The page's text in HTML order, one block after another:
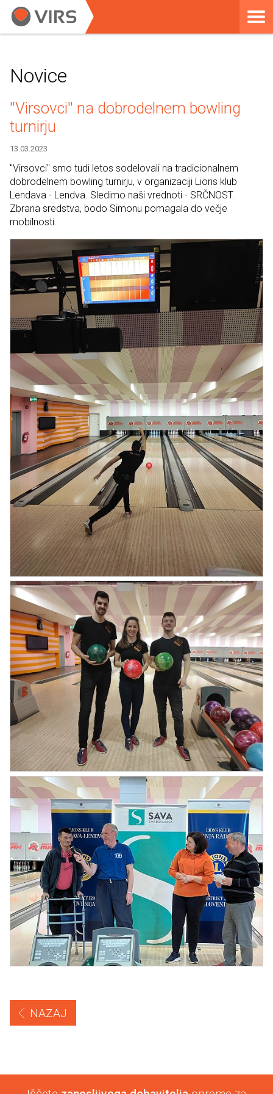
Novice
''Virsovci'' na dobrodelnem bowling
turnirju
13.03.2023
"Virsovci" smo tudi letos sodelovali na tradicionalnem
dobrodelnem bowling turnirju, v organizaciji Lions klub
Lendava - Lendva. Sledimo naši vrednoti - SRČNOST.
Zbrana sredstva, bodo Simonu pomagala do večje
mobilnosti.
NAZAJ